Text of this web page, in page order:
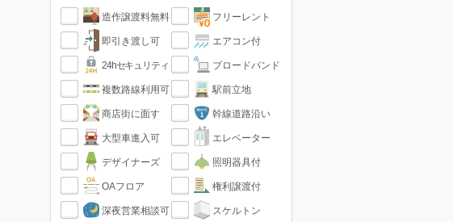
造作譲渡料無料 フリーレント
即引き渡し可 エアコン付
24hセキュリティ ブロードバンド
複数路線利用可 駅前立地
商店街に面す 幹線道路沿い
大型車進入可 エレベーター
デザイナーズ 照明器具付
OAフロア 権利譲渡付
深夜営業相談可 スケルトン